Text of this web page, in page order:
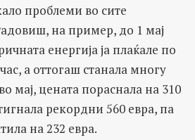
проблеми во сите
на пример, до 1 мај
енергија ја плаќале по
а оттогаш станала многу
мај, цената пораснала на 310
рекордни 560 евра, па
на 232 евра.